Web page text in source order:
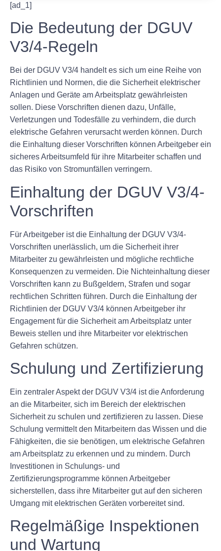
[ad_1]
Die Bedeutung der DGUV
V3/4-Regeln
Bei der DGUV V3/4 handelt es sich um eine Reihe von
Richtlinien und Normen, die die Sicherheit elektrischer
Anlagen und Geräte am Arbeitsplatz gewährleisten
sollen. Diese Vorschriften dienen dazu, Unfälle,
Verletzungen und Todesfälle zu verhindern, die durch
elektrische Gefahren verursacht werden können. Durch
die Einhaltung dieser Vorschriften können Arbeitgeber ein
sicheres Arbeitsumfeld für ihre Mitarbeiter schaffen und
das Risiko von Stromunfällen verringern.
Einhaltung der DGUV V3/4-
Vorschriften
Für Arbeitgeber ist die Einhaltung der DGUV V3/4-
Vorschriften unerlässlich, um die Sicherheit ihrer
Mitarbeiter zu gewährleisten und mögliche rechtliche
Konsequenzen zu vermeiden. Die Nichteinhaltung dieser
Vorschriften kann zu Bußgeldern, Strafen und sogar
rechtlichen Schritten führen. Durch die Einhaltung der
Richtlinien der DGUV V3/4 können Arbeitgeber ihr
Engagement für die Sicherheit am Arbeitsplatz unter
Beweis stellen und ihre Mitarbeiter vor elektrischen
Gefahren schützen.
Schulung und Zertifizierung
Ein zentraler Aspekt der DGUV V3/4 ist die Anforderung
an die Mitarbeiter, sich im Bereich der elektrischen
Sicherheit zu schulen und zertifizieren zu lassen. Diese
Schulung vermittelt den Mitarbeitern das Wissen und die
Fähigkeiten, die sie benötigen, um elektrische Gefahren
am Arbeitsplatz zu erkennen und zu mindern. Durch
Investitionen in Schulungs- und
Zertifizierungsprogramme können Arbeitgeber
sicherstellen, dass ihre Mitarbeiter gut auf den sicheren
Umgang mit elektrischen Geräten vorbereitet sind.
Regelmäßige Inspektionen
und Wartung